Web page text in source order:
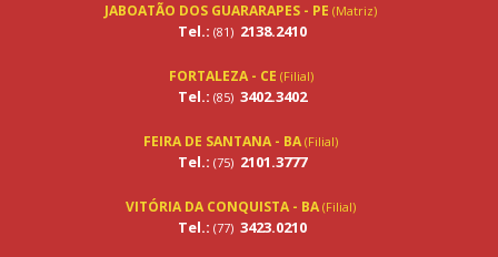
JABOATÃO DOS GUARARAPES - PE (Matriz)
Tel.: (81) 2138.2410
FORTALEZA - CE (Filial)
Tel.: (85) 3402.3402
FEIRA DE SANTANA - BA (Filial)
Tel.: (75) 2101.3777
VITÓRIA DA CONQUISTA - BA (Filial)
Tel.: (77) 3423.0210